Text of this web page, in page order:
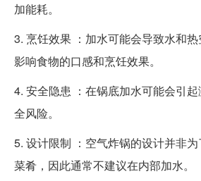
加能耗。
3. 烹饪效果 ：加水可能会导致水和热
影响食物的口感和烹饪效果。
4. 安全隐患 ：在锅底加水可能会引
全风险。
5. 设计限制 ：空气炸锅的设计并非
菜肴，因此通常不建议在内部加水。